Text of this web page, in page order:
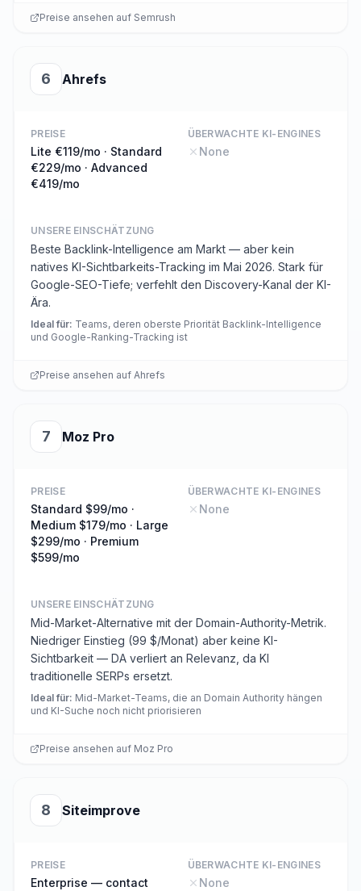
Preise ansehen auf Semrush
6 Ahrefs
PREISE
Lite €119/mo · Standard
€229/mo · Advanced
€419/mo
ÜBERWACHTE KI-ENGINES
None
UNSERE EINSCHÄTZUNG
Beste Backlink-Intelligence am Markt — aber kein
natives KI-Sichtbarkeits-Tracking im Mai 2026. Stark für
Google-SEO-Tiefe; verfehlt den Discovery-Kanal der KI-
Ära.
Ideal für: Teams, deren oberste Priorität Backlink-Intelligence
und Google-Ranking-Tracking ist
Preise ansehen auf Ahrefs
7 Moz Pro
PREISE
Standard $99/mo ·
Medium $179/mo · Large
$299/mo · Premium
$599/mo
ÜBERWACHTE KI-ENGINES
None
UNSERE EINSCHÄTZUNG
Mid-Market-Alternative mit der Domain-Authority-Metrik.
Niedriger Einstieg (99 $/Monat) aber keine KI-
Sichtbarkeit — DA verliert an Relevanz, da KI
traditionelle SERPs ersetzt.
Ideal für: Mid-Market-Teams, die an Domain Authority hängen
und KI-Suche noch nicht priorisieren
Preise ansehen auf Moz Pro
8 Siteimprove
PREISE
Enterprise — contact
ÜBERWACHTE KI-ENGINES
None